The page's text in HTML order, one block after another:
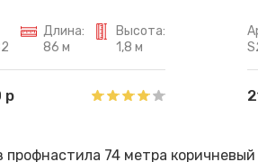
Длина:
86 м
Высота:
1,8 м
р